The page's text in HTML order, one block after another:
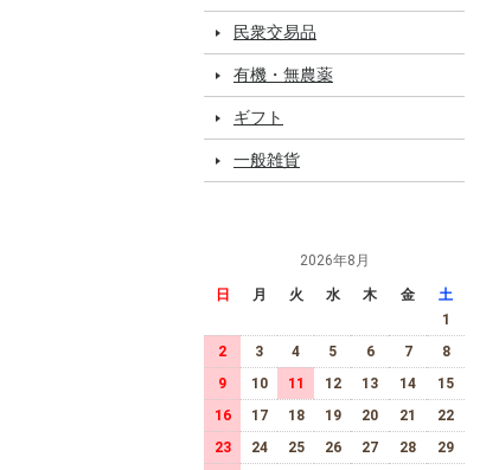
民衆交易品
有機・無農薬
ギフト
一般雑貨
2026年8月
日 月 火 水 木 金
土
1
2
3 4 5 6 7
8
9
10 11 12 13 14
15
16
17 18 19 20 21
22
23
24 25 26 27 28
29